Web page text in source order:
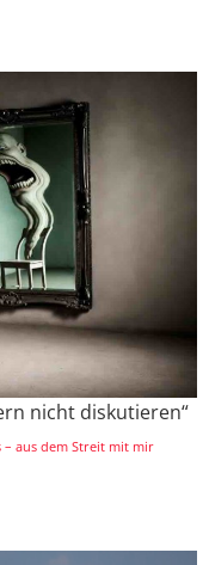
nicht diskutieren“
– aus dem Streit mit mir